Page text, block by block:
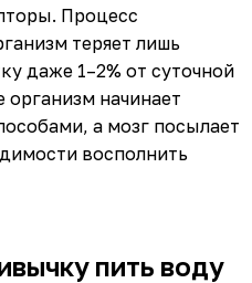
Процесс
теряет лишь
даже 1–2% от суточной
начинает
а мозг посылает
восполнить
пить воду